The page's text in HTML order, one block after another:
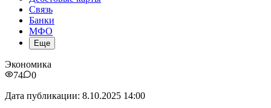
Связь
Банки
МФО
Еще
Экономика
74
0
Дата публикации: 8.10.2025 14:00